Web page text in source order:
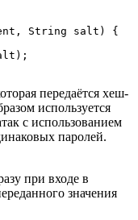
String salt) {
передаётся хеш-
используется
с использованием
паролей.
при входе в
значения